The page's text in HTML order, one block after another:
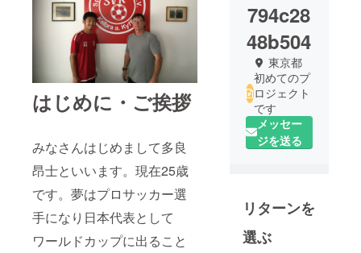
はじめに・ご挨拶
みなさんはじめまして多良
昂士といいます。現在25歳
です。夢はプロサッカー選
手になり日本代表として
ワールドカップに出ること
794c28
48b504
東京都
初めてのプ
ロジェクト
です
メッセー
ジを送る
リターンを
選ぶ